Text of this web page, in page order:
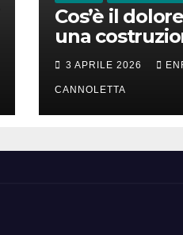
Cos’è il
una
cervello
3 APRILE 2026
CANNOLETTA